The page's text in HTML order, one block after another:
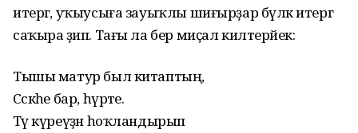
итергә, уҡыусыға зауыҡлы шиғырҙар бүләк итергә
саҡыра әҙип. Тағы ла бер миҫал килтерәйек:
Тышы матур был китаптың,
Сәскәһе бар, һүрәте.
Тәү күреүҙән һоҡландырып